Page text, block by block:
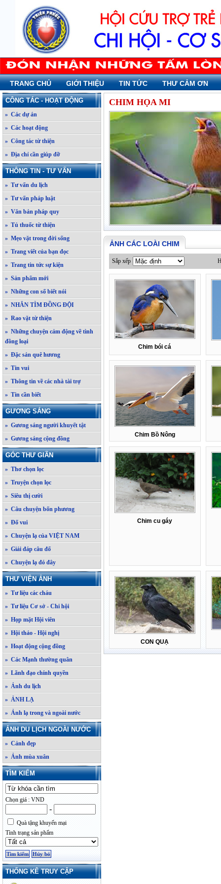
TRANG CHỦ GIỚI THIỆU TIN TỨC THƯ CẢM ƠN
CÔNG TÁC - HOẠT ĐỘNG
» Các dự án
» Các hoạt động
» Công tác từ thiện
» Địa chỉ cần giúp đỡ
THÔNG TIN - TƯ VẤN
» Tư vấn du lịch
» Tư vấn pháp luật
» Văn bản pháp quy
» Tủ thuốc từ thiện
» Mẹo vặt trong đời sống
» Trang viết của bạn đọc
» Trang tin tức sự kiện
» Sản phẩm mới
» Những con số biết nói
» NHẮN TÌM ĐỒNG ĐỘI
» Rao vặt từ thiện
» Những chuyện cảm động về tình
đồng loại
» Đặc sản quê hương
» Tin vui
» Thông tin về các nhà tài trợ
» Tin cần biết
GƯƠNG SÁNG
» Gương sáng người khuyết tật
» Gương sáng cộng đồng
GÓC THƯ GIÃN
» Thơ chọn lọc
» Truyện chọn lọc
» Siêu thị cười
» Câu chuyện bốn phương
» Đố vui
» Chuyện lạ của VIỆT NAM
» Giải đáp câu đố
» Chuyện lạ đó đây
THƯ VIỆN ẢNH
» Tư liệu các cháu
» Tư liệu Cơ sở - Chi hội
» Họp mặt Hội viên
» Hội thảo - Hội nghị
» Hoạt động cộng đồng
» Các Mạnh thường quân
» Lãnh đạo chính quyền
» Ảnh du lịch
» ẢNH LẠ
» Ảnh lạ trong và ngoài nước
ẢNH DU LỊCH NGOÀI NƯỚC
» Cảnh đẹp
» Ảnh mùa xuân
TÌM KIẾM
Chọn giá : VND
-
Quà tặng khuyến mại
Tình trạng sản phẩm
THỐNG KÊ TRUY CẬP
CHIM HỌA MI
ẢNH CÁC LOÀI CHIM
Sắp xếp
Chim bói cá
Chim Bồ Nông
Chim cu gáy
CON QUẠ